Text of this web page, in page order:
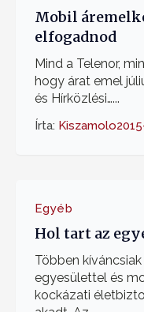
Mobil
elfogadnod
Mind a Telenor,
hogy árat emel
és Hírközlési…...
Írta: Kiszamolo
Egyéb
Hol tart az
Többen
egyesülettel és
kockázati